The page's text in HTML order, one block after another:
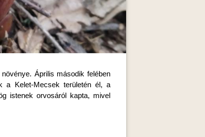
Április második felében
a Kelet-Mecsek területén él, a
istenek orvosáról kapta, mivel